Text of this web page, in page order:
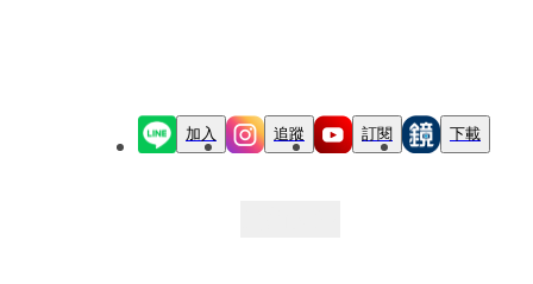
加入 追蹤 訂閱 下載